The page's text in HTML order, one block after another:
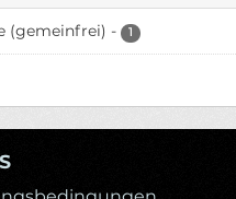
(gemeinfrei) - 1